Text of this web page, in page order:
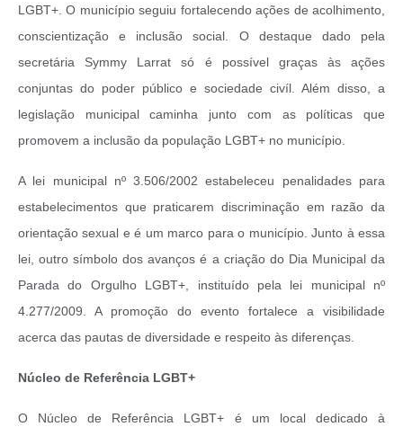
LGBT+. O município seguiu fortalecendo ações de acolhimento,
conscientização e inclusão social. O destaque dado pela
secretária Symmy Larrat só é possível graças às ações
conjuntas do poder público e sociedade civíl. Além disso, a
legislação municipal caminha junto com as políticas que
promovem a inclusão da população LGBT+ no município.
A lei municipal nº 3.506/2002 estabeleceu penalidades para
estabelecimentos que praticarem discriminação em razão da
orientação sexual e é um marco para o município. Junto à essa
lei, outro símbolo dos avanços é a criação do Dia Municipal da
Parada do Orgulho LGBT+, instituído pela lei municipal nº
4.277/2009. A promoção do evento fortalece a visibilidade
acerca das pautas de diversidade e respeito às diferenças.
Núcleo de Referência LGBT+
O Núcleo de Referência LGBT+ é um local dedicado à